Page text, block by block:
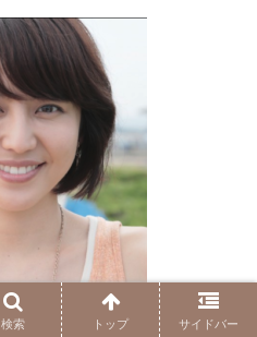
検索 トップ サイドバー